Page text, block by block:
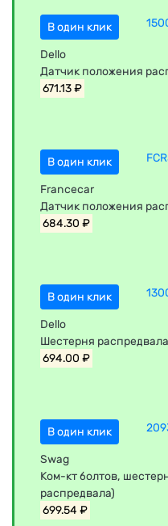
В один клик
Dello
Датчик положения
671.13 ₽
В один клик
Francecar
Датчик положения
684.30 ₽
В один клик
Dello
Шестерня распредвала
694.00 ₽
В один клик
Swag
Ком-кт болтов,
распредвала)
699.54 ₽